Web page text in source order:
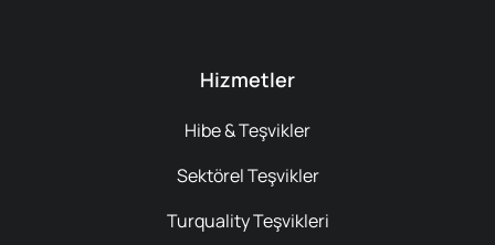
Hizmetler
Hibe & Teşvikler
Sektörel Teşvikler
Turquality Teşvikleri